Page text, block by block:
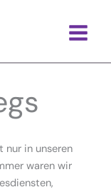
nur in unseren
waren wir